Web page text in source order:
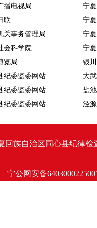
播电视局
宁
联
宁
关事务管理局
宁
会科学院
宁
览局
银
纪委监委网站
大
纪委监委网站
盐
纪委监委网站 泾
回族自治区同心县纪律检
宁公网安备